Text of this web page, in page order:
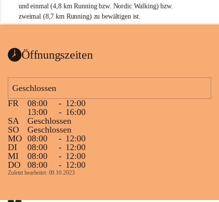
und einmal (4,8 km Running bzw. Nordic Walking) bzw.
zweimal (8,7 km Running) zu bewältigen ist.
Parkplatz auf der Rückseite der St. Martins Therme & Lodge
Zielgelände mit Verpflegungstruck
Ablauf
Samstag, 19.9.
13 bis 15 Uhr Startnummernausgabe, im Seminarraum der St.
Martins Therme & Lodge Frauenkirchen (vom Parkplatz hinter
der Therme zugänglich)
Sonntag, 20.9.
Öffnungszeiten
Geschlossen
FR
08:00 - 12:00
13:00
- 16:00
SA
Geschlossen
SO
Geschlossen
MO 08:00 - 12:00
DI
08:00 - 12:00
MI
08:00 - 12:00
DO
08:00 - 12:00
Zuletzt bearbeitet: 09.10.2023